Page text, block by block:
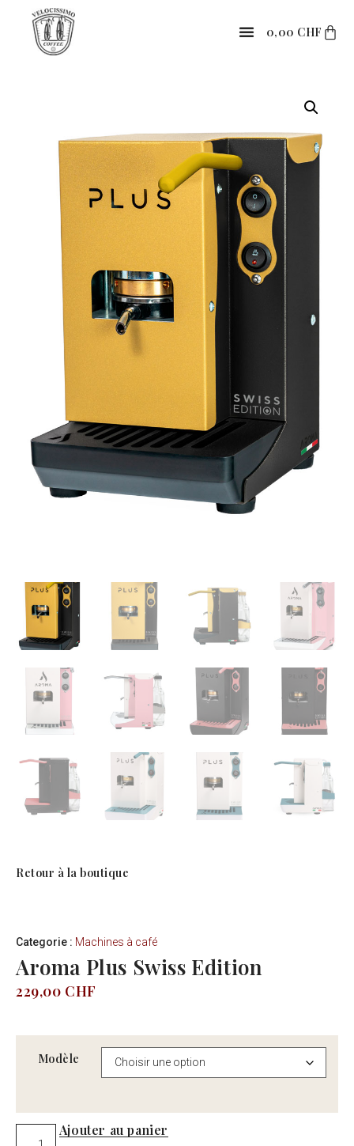
0,00 CHF
Retour à la boutique
Categorie : Machines à café
Aroma Plus Swiss Edition
229,00 CHF
Modèle
Ajouter au panier